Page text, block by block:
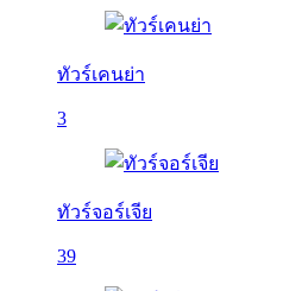
ทัวร์เคนย่า
3
ทัวร์จอร์เจีย
39